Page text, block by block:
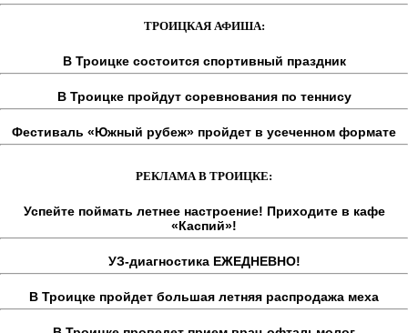
ТРОИЦКАЯ АФИША:
В Троицке состоится спортивный праздник
В Троицке пройдут соревнования по теннису
Фестиваль «Южный рубеж» пройдет в усеченном формате
РЕКЛАМА В ТРОИЦКЕ:
Успейте поймать летнее настроение! Приходите в кафе
«Каспий»!
УЗ-диагностика ЕЖЕДНЕВНО!
В Троицке пройдет большая летняя распродажа меха